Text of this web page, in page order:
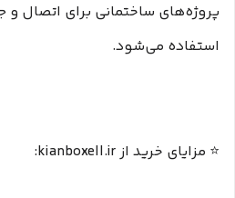
پروژه‌های ساختمانی برای اتصال و
استفاده می‌شود.
⭐ مزایای خرید از kianboxell.ir: